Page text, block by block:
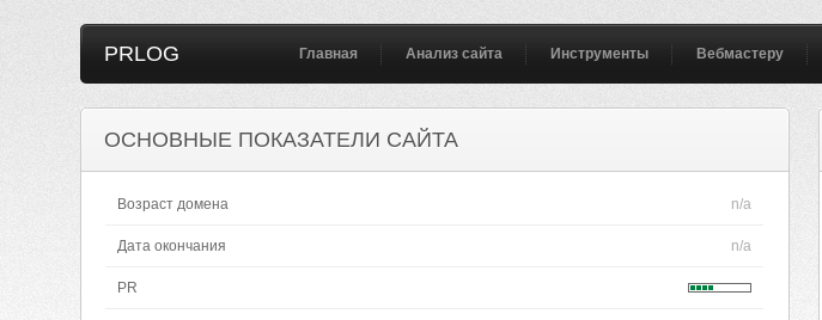
PRLOG Главная Анализ сайта Инструменты Вебмастеру
ОСНОВНЫЕ ПОКАЗАТЕЛИ САЙТА
Возраст домена n/a
Дата окончания n/a
PR